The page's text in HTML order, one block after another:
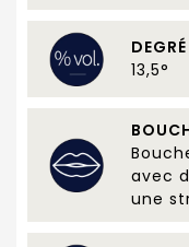
DEGRÉ
13,5°
avec
une